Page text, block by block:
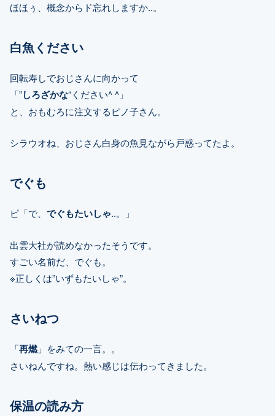
ほほぅ、概念からド忘れしますか..。
白魚ください
回転寿しでおじさんに向かって
「”しろざかな“ください^ ^」
と、おもむろに注文するピノ子さん。
シラウオね、おじさん白身の魚見ながら戸惑ってたよ。
でぐも
ピ「で、 でぐもたいしゃ..。」
出雲大社が読めなかったそうです。
すごい名前だ、でぐも。
※正しくは”いずもたいしゃ”。
さいねつ
「再燃」をみての一言。。
さいねんですね。熱い感じは伝わってきました。
保温の読み方